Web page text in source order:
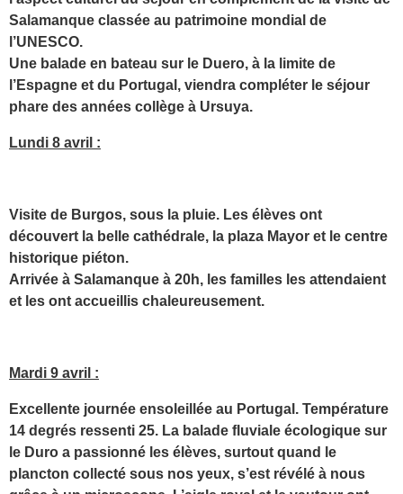
Salamanque classée au patrimoine mondial de
l’UNESCO.
Une balade en bateau sur le Duero, à la limite de
l’Espagne et du Portugal, viendra compléter le séjour
phare des années collège à Ursuya.
Lundi 8 avril :
Visite de Burgos, sous la pluie. Les élèves ont
découvert la belle cathédrale, la plaza Mayor et le centre
historique piéton.
Arrivée à Salamanque à 20h, les familles les attendaient
et les ont accueillis chaleureusement.
Mardi 9 avril :
Excellente journée ensoleillée au Portugal. Température
14 degrés ressenti 25. La balade fluviale écologique sur
le Duro a passionné les élèves, surtout quand le
plancton collecté sous nos yeux, s’est révélé à nous